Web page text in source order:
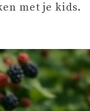
met je kids.